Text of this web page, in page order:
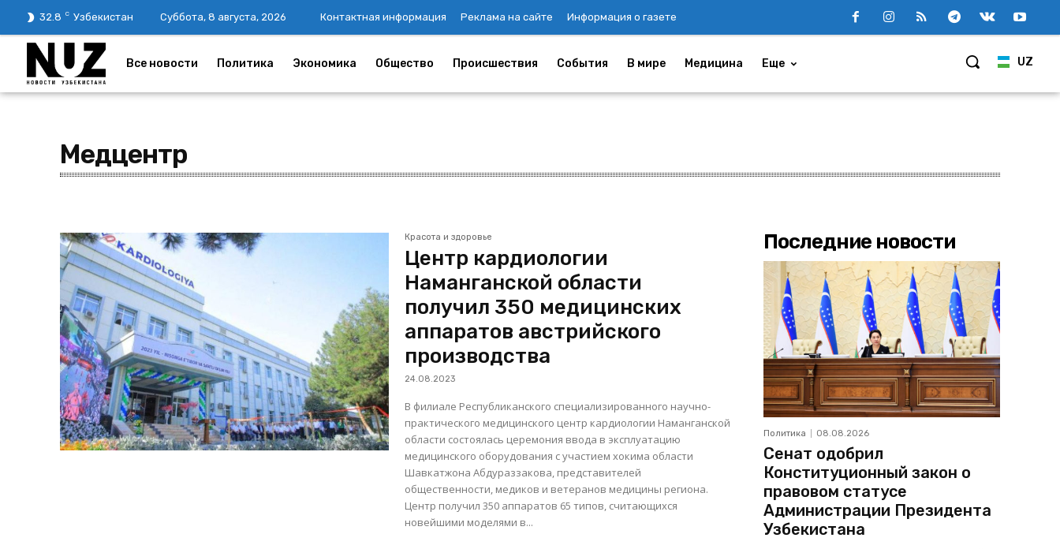
32.8 C Узбекистан Суббота, 8 августа, 2026 Контактная информация Реклама на сайте Информация о газете
UZ
Все новости Политика Экономика Общество Происшествия События В мире Медицина Еще
Медцентр
Красота и здоровье
Центр кардиологии
Наманганской области
получил 350 медицинских
аппаратов австрийского
производства
24.08.2023
В филиале Республиканского специализированного научно-
практического медицинского центр кардиологии Наманганской
области состоялась церемония ввода в эксплуатацию
медицинского оборудования с участием хокима области
Шавкатжона Абдураззакова, представителей
общественности, медиков и ветеранов медицины региона.
Центр получил 350 аппаратов 65 типов, считающихся
новейшими моделями в...
Последние новости
Политика 08.08.2026
Сенат одобрил
Конституционный закон о
правовом статусе
Администрации Президента
Узбекистана